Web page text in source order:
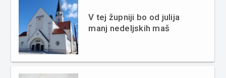
V tej župniji bo od julija
manj nedeljskih maš